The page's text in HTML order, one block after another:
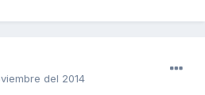
del 2014